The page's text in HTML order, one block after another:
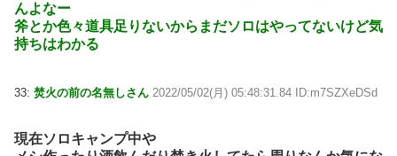
んよなー
斧とか色々道具足りないからまだソロはやってないけど気
持ちはわかる
33: 焚火の前の名無しさん 2022/05/02(月) 05:48:31.84 ID:m7SZXeDSd
現在ソロキャンプ中や